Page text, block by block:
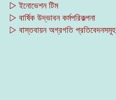
▷ ইনোভেশন টিম
▷ বার্ষিক উদ্ভাবন কর্মপরিকল্পনা
▷ বাস্তবায়ন অগ্রগতি প্রতিবেদনসমূহ